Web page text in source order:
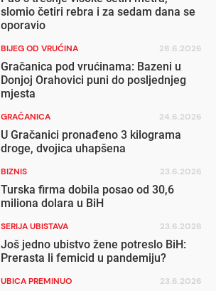
slomio četiri rebra i za sedam dana se
oporavio
BIJEG OD VRUĆINA 28.6.2026
Gračanica pod vrućinama: Bazeni u
Donjoj Orahovici puni do posljednjeg
mjesta
GRAČANICA 24.6.2026
U Gračanici pronađeno 3 kilograma
droge, dvojica uhapšena
BIZNIS 23.6.2026
Turska firma dobila posao od 30,6
miliona dolara u BiH
SERIJA UBISTAVA 23.6.2026
Još jedno ubistvo žene potreslo BiH:
Prerasta li femicid u pandemiju?
UBICA PREMINUO 23.6.2026